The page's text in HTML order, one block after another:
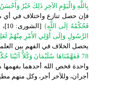
بِاللَّهِ وَالْيَوْمِ الآخِرِ ذَلِكَ خَيْرٌ وَأَحْسَنُ
فإن حصل تنازع واختلاف في أي
فَحُكْمُهُ إلَى اللَّهِ} [الشورى: 10]، فيستنبط من وفّقهم الله من أهل العلم حكمَ الله في المسألة المتنازع فيها كما قال سبحانه:
الرَّسُولِ وَإلَى أُوْلِي الأَمْرِ مِنْهُمْ
يحصل الخلاف في الفهم بين
78 فَفَهَّمْنَاهَا سُلَيْمَانَ وَكُلاًّ آتَيْنَا حُكْمًا وَعِلْمًا}
واحدة فخص الله أحدهما بفهمها
أجران، وللآخر أجر، وكل منهم